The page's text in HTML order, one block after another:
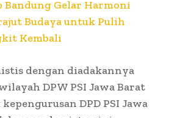
Bandung Gelar Harmoni
Budaya untuk Pulih
Kembali
dengan diadakannya
DPW PSI Jawa Barat
DPD PSI Jawa